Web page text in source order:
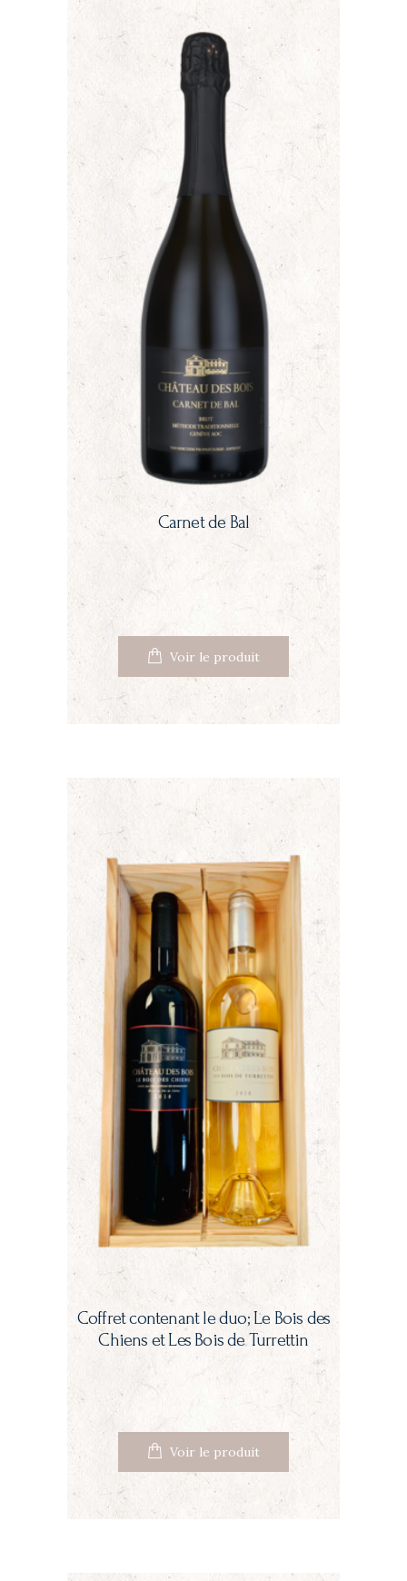
Carnet de Bal
Voir le produit
Coffret contenant le duo; Le Bois des
Chiens et Les Bois de Turrettin
Voir le produit